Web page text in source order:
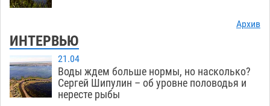
Архив
ИНТЕРВЬЮ
21.04
Воды ждем больше нормы, но насколько?
Сергей Шипулин – об уровне половодья и
нересте рыбы